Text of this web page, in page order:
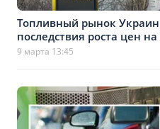
Топливный рынок
последствия роста цен
9 марта 13:45